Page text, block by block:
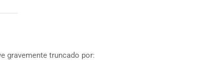
gravemente truncado por: